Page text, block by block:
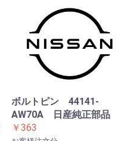
ボルトピン 44141-
AW70A 日産純正部品
￥363